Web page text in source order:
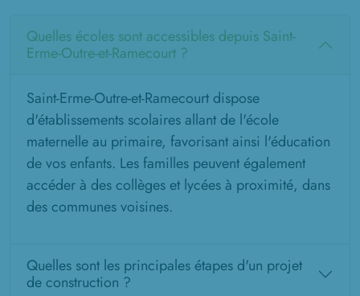
Quelles écoles sont accessibles depuis Saint-
Erme-Outre-et-Ramecourt ?
Saint-Erme-Outre-et-Ramecourt dispose
d'établissements scolaires allant de l'école
maternelle au primaire, favorisant ainsi l'éducation
de vos enfants. Les familles peuvent également
accéder à des collèges et lycées à proximité, dans
des communes voisines.
Quelles sont les principales étapes d'un projet
de construction ?